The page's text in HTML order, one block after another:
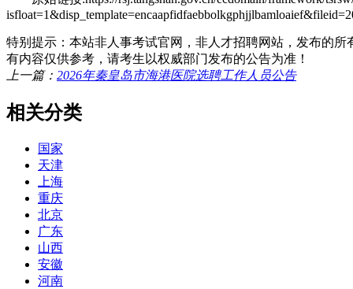
特别提示：本站非人事考试官网，非人才招聘网站，发布的
有内容仅供参考，请考生以权威部门发布的公告为准！
上一篇： 2026年秦皇岛市海港医院选聘工作人员公告
相关分类
国家
天津
上海
重庆
北京
广东
山西
安徽
河南